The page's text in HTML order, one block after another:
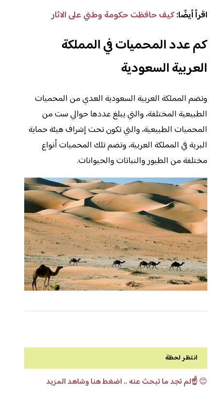
اقرأ أيضًا:كيف حافظت حكومة وطني على الاثار
كم عدد المحميات في المملكة
العربية السعودية
وتضم المملكة العربية السعودية العدي من المحميات
الطبيعية المختلفة، والتي يبلغ عددها حوالي ست من
المحميات الطبيعية، والتي تكون تحت إشراف هيئة حماية
البرية في المملكة العربية، وتضم تلك المحميات أنواع
مختلفة من الطيور والنباتات والحيوانات.
انتظر لحظة
😊☝️لم تجد ما تبحث عنه .. اضغط هنا وشاهد المزيد